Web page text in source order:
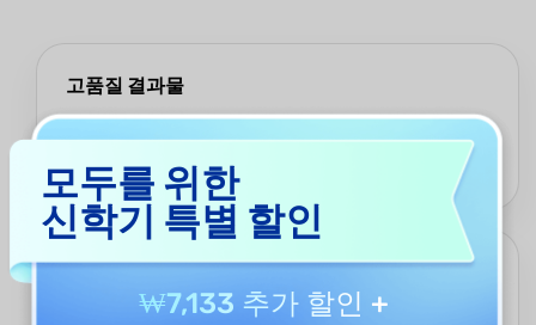
고품질 결과물
문적이고 구조가 잘 잡힌 자연스러운 답변을 제공하여 커뮤니케이
션 능력과 비판적 사고를 잘 보여줍니다.
맞춤형 개인화
이력서, 성격 특성, 커뮤니케이션 스타일을 결합하여, UPDF AI 면접
모두를 위한
신학기 특별 할인
₩7,133 추가 할인 +